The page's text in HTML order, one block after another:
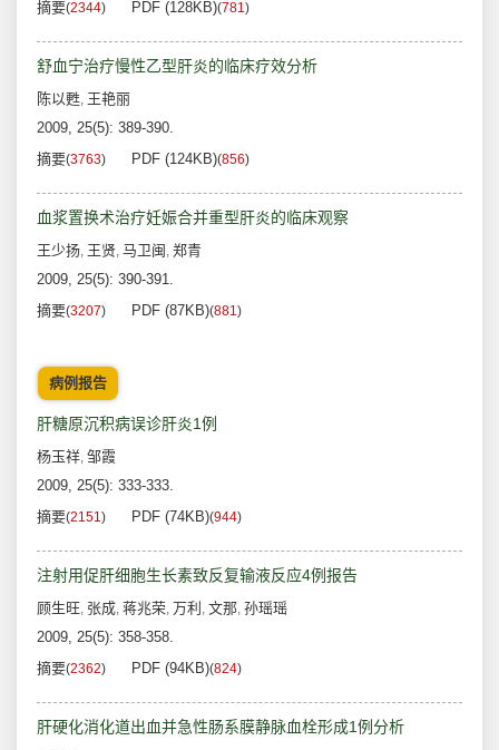
摘要(2344) PDF (128KB)(781)
舒血宁治疗慢性乙型肝炎的临床疗效分析
陈以甦, 王艳丽
2009, 25(5): 389-390.
摘要(3763) PDF (124KB)(856)
血浆置换术治疗妊娠合并重型肝炎的临床观察
王少扬, 王贤, 马卫闽 , 郑青
2009, 25(5): 390-391.
摘要(3207) PDF (87KB)(881)
病例报告
肝糖原沉积病误诊肝炎1例
杨玉祥, 邹霞
2009, 25(5): 333-333.
摘要(2151) PDF (74KB)(944)
注射用促肝细胞生长素致反复输液反应4例报告
顾生旺, 张成, 蒋兆荣, 万利 , 文那, 孙瑶瑶
2009, 25(5): 358-358.
摘要(2362) PDF (94KB)(824)
肝硬化消化道出血并急性肠系膜静脉血栓形成1例分析